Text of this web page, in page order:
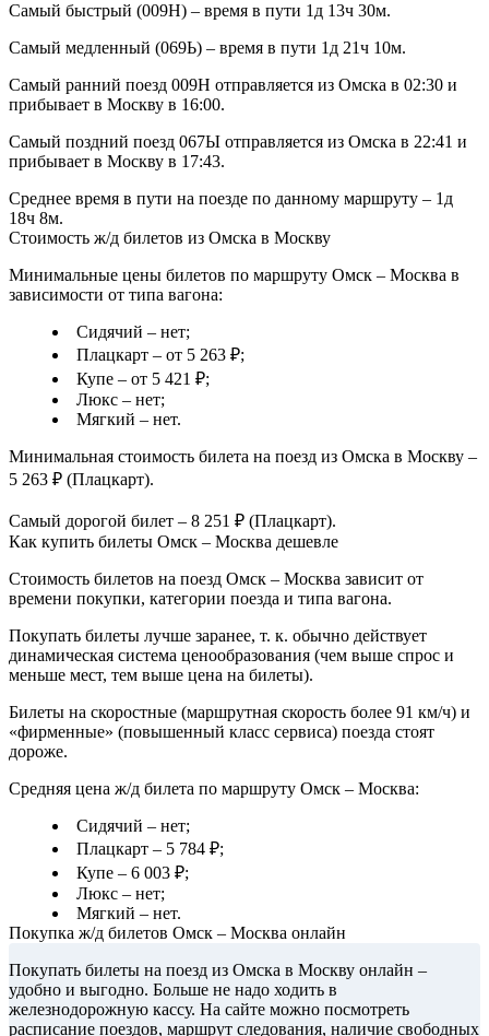
Самый быстрый (009Н) – время в пути 1д 13ч 30м.
Самый медленный (069Ь) – время в пути 1д 21ч 10м.
Самый ранний поезд 009Н отправляется из Омска в 02:30 и
прибывает в Москву в 16:00.
Самый поздний поезд 067Ы отправляется из Омска в 22:41 и
прибывает в Москву в 17:43.
Среднее время в пути на поезде по данному маршруту – 1д
18ч 8м.
Стоимость ж/д билетов из Омска в Москву
Минимальные цены билетов по маршруту Омск – Москва в
зависимости от типа вагона:
Сидячий – нет;
Плацкарт – от 5 263 ₽;
Купе – от 5 421 ₽;
Люкс – нет;
Мягкий – нет.
Минимальная стоимость билета на поезд из Омска в Москву –
5 263 ₽ (Плацкарт).
Самый дорогой билет – 8 251 ₽ (Плацкарт).
Как купить билеты Омск – Москва дешевле
Стоимость билетов на поезд Омск – Москва зависит от
времени покупки, категории поезда и типа вагона.
Покупать билеты лучше заранее, т. к. обычно действует
динамическая система ценообразования (чем выше спрос и
меньше мест, тем выше цена на билеты).
Билеты на скоростные (маршрутная скорость более 91 км/ч) и
«фирменные» (повышенный класс сервиса) поезда стоят
дороже.
Средняя цена ж/д билета по маршруту Омск – Москва:
Сидячий – нет;
Плацкарт – 5 784 ₽;
Купе – 6 003 ₽;
Люкс – нет;
Мягкий – нет.
Покупка ж/д билетов Омск – Москва онлайн
Покупать билеты на поезд из Омска в Москву онлайн –
удобно и выгодно. Больше не надо ходить в
железнодорожную кассу. На сайте можно посмотреть
расписание поездов, маршрут следования, наличие свободных